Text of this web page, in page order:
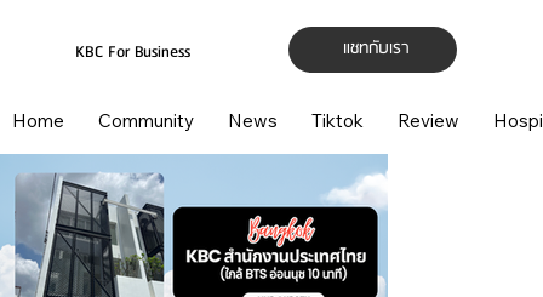
แชทกับเรา
KBC For Business
Home Community News Tiktok Review